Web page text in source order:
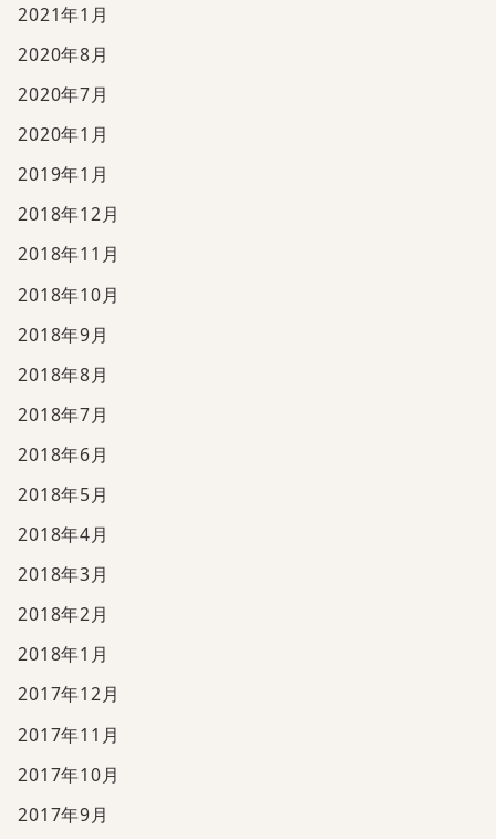
2021年1月
2020年8月
2020年7月
2020年1月
2019年1月
2018年12月
2018年11月
2018年10月
2018年9月
2018年8月
2018年7月
2018年6月
2018年5月
2018年4月
2018年3月
2018年2月
2018年1月
2017年12月
2017年11月
2017年10月
2017年9月